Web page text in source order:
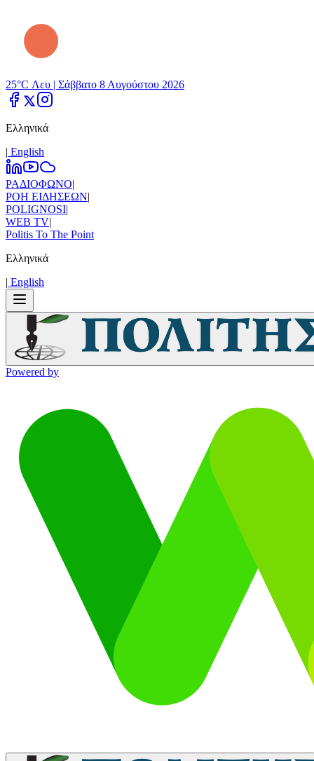
25°C Λευ | Σάββατο 8 Αυγούστου 2026
Ελληνικά
| Εnglish
ΡΑΔΙΟΦΩΝΟ|
ΡΟΗ ΕΙΔΗΣΕΩΝ|
POLIGNOSI|
WEB TV|
Politis To The Point
Ελληνικά
| Εnglish
Powered by